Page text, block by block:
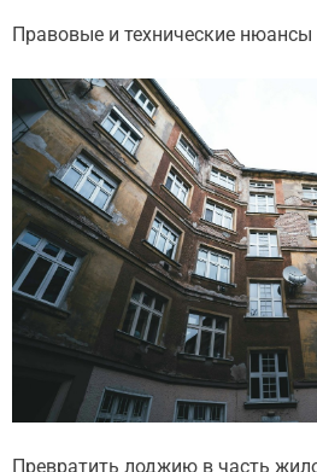
Правовые и технические нюансы
Превратить лоджию в часть